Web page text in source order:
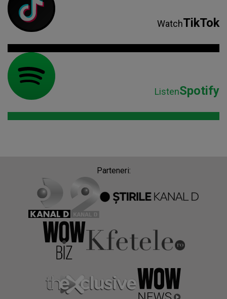
WatchTikTok
ListenSpotify
Parteneri: